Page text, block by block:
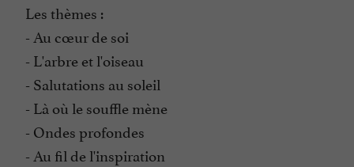
Les thèmes :
- Au cœur de soi
- L'arbre et l'oiseau
- Salutations au soleil
- Là où le souffle mène
- Ondes profondes
- Au fil de l'inspiration